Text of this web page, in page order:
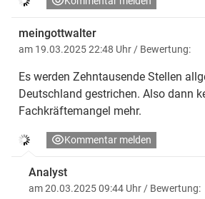
meingottwalter
am 19.03.2025 22:48 Uhr / Bewertung:
Es werden Zehntausende Stellen
Deutschland gestrichen. Also dann
Fachkräftemangel mehr.
Kommentar melden
Analyst
am 20.03.2025 09:44 Uhr / Bewertung: